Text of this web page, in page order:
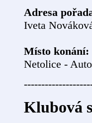
Adresa
Iveta
Místo konání:
Netolice -
Klubová